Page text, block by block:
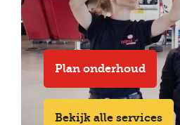
Plan onderhoud
Bekijk alle services